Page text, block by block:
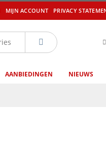
MIJN ACCOUNT PRIVACY
AANBIEDINGEN NIEUWS